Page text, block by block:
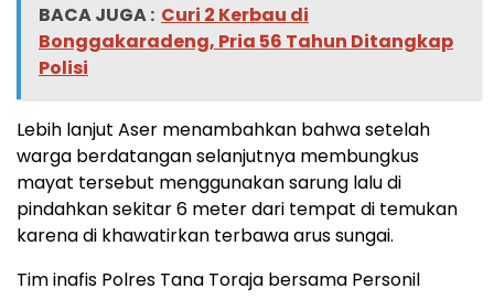
BACA JUGA : Curi 2 Kerbau di
Bonggakaradeng, Pria 56 Tahun Ditangkap
Polisi
Lebih lanjut Aser menambahkan bahwa setelah
warga berdatangan selanjutnya membungkus
mayat tersebut menggunakan sarung lalu di
pindahkan sekitar 6 meter dari tempat di temukan
karena di khawatirkan terbawa arus sungai.
Tim inafis Polres Tana Toraja bersama Personil